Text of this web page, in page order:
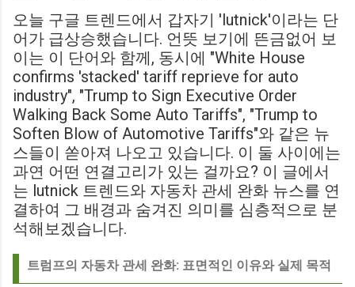
에서 팀 고유의 색깔을 유지하는 것이 중요하다고 강조했습니
다. ...
오늘 구글 트렌드에서 갑자기 'lutnick'이라는 단
어가 급상승했습니다. 언뜻 보기에 뜬금없어 보
이는 이 단어와 함께, 동시에 "White House
confirms 'stacked' tariff reprieve for auto
industry", "Trump to Sign Executive Order
Walking Back Some Auto Tariffs", "Trump to
Soften Blow of Automotive Tariffs"와 같은 뉴
스들이 쏟아져 나오고 있습니다. 이 둘 사이에는
과연 어떤 연결고리가 있는 걸까요? 이 글에서
는 lutnick 트렌드와 자동차 관세 완화 뉴스를 연
결하여 그 배경과 숨겨진 의미를 심층적으로 분
석해보겠습니다.
트럼프의 자동차 관세 완화: 표면적인 이유와 실제 목적